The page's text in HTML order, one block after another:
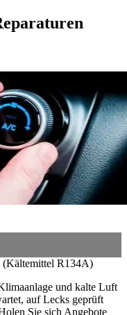
(Kältemittel R134A)
und kalte Luft
auf Lecks geprüft
Sie sich Angebote